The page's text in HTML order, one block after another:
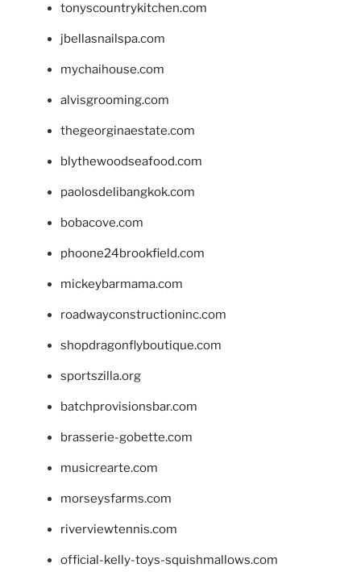
tonyscountrykitchen.com
jbellasnailspa.com
mychaihouse.com
alvisgrooming.com
thegeorginaestate.com
blythewoodseafood.com
paolosdelibangkok.com
bobacove.com
phoone24brookfield.com
mickeybarmama.com
roadwayconstructioninc.com
shopdragonflyboutique.com
sportszilla.org
batchprovisionsbar.com
brasserie-gobette.com
musicrearte.com
morseysfarms.com
riverviewtennis.com
official-kelly-toys-squishmallows.com